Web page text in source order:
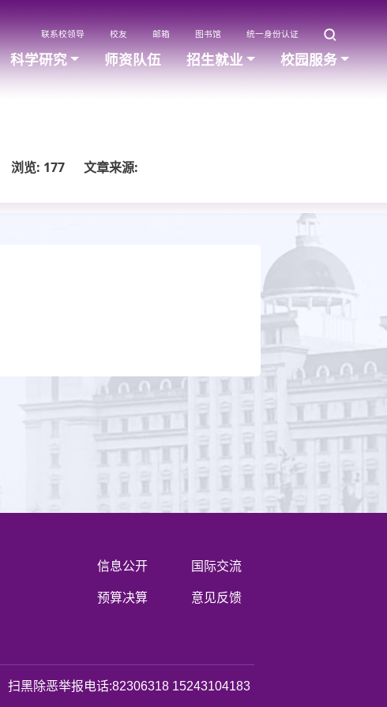
联系校领导 校友 邮箱 图书馆 统一身份认证
科学研究 师资队伍 招生就业 校园服务
浏览: 177 文章来源:
信息公开 国际交流
预算决算 意见反馈
扫黑除恶举报电话:82306318 15243104183